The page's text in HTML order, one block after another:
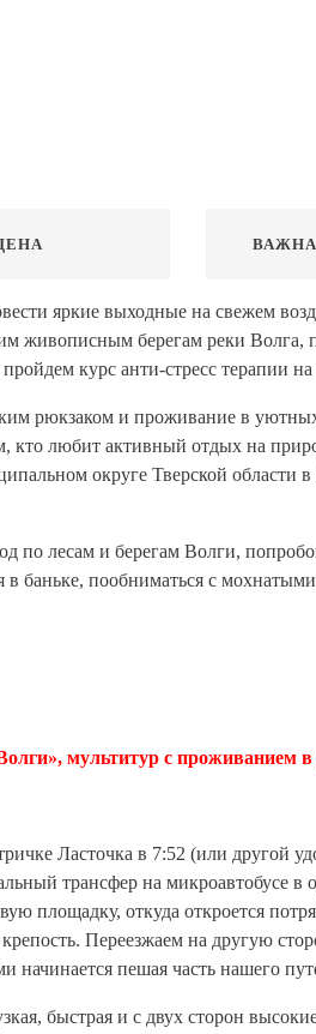
яркие выходные на свежем
живописным берегам реки Волга,
курс анти-стресс терапии
рюкзаком и проживание в
любит активный отдых на
округе Тверской области
по лесам и берегам Волги,
баньке, пообниматься с
мультитур с проживанием
Ласточка в 7:52 (или другой
трансфер на микроавтобусе
площадку, откуда откроется
Переезжаем на другую
начинается пешая часть нашего
быстрая и с двух сторон